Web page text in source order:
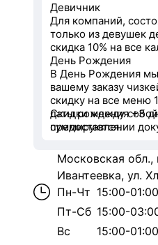
Девичник
Для компаний,
только из девушек
скидка 10% на все
День Рождения
В День Рождения
вашему заказу
скидку на все меню
даты рождения +3
предоставлении
Скидки между
суммируются.
Московская обл.,
Ивантеевка, ул.
Пн-Чт 15:00-01:00
Пт-Сб 15:00-
Вс
15:00-01:00